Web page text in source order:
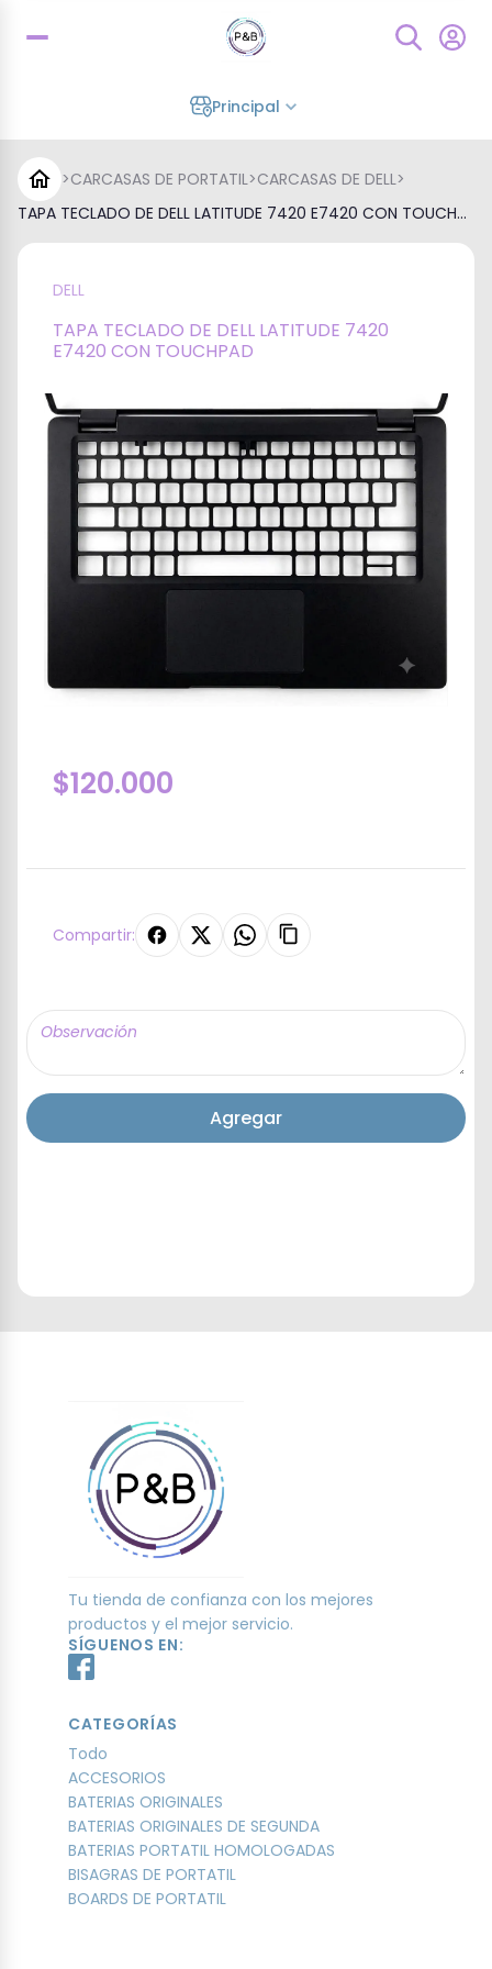
Principal
>CARCASAS DE PORTATIL>CARCASAS DE DELL>
TAPA TECLADO DE DELL LATITUDE 7420 E7420 CON TOUCH...
DELL
TAPA TECLADO DE DELL LATITUDE 7420
E7420 CON TOUCHPAD
$120.000
Compartir:
Agregar
Tu tienda de confianza con los mejores
productos y el mejor servicio.
SÍGUENOS EN:
CATEGORÍAS
Todo
ACCESORIOS
BATERIAS ORIGINALES
BATERIAS ORIGINALES DE SEGUNDA
BATERIAS PORTATIL HOMOLOGADAS
BISAGRAS DE PORTATIL
BOARDS DE PORTATIL